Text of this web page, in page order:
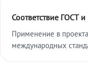
Соответствие ГОСТ и
Применение в
международных